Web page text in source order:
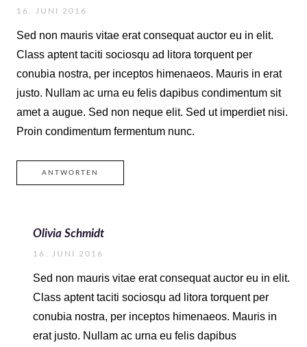
16. JUNI 2016
Sed non mauris vitae erat consequat auctor eu in elit.
Class aptent taciti sociosqu ad litora torquent per
conubia nostra, per inceptos himenaeos. Mauris in erat
justo. Nullam ac urna eu felis dapibus condimentum sit
amet a augue. Sed non neque elit. Sed ut imperdiet nisi.
Proin condimentum fermentum nunc.
ANTWORTEN
Olivia Schmidt
16. JUNI 2016
Sed non mauris vitae erat consequat auctor eu in elit.
Class aptent taciti sociosqu ad litora torquent per
conubia nostra, per inceptos himenaeos. Mauris in
erat justo. Nullam ac urna eu felis dapibus